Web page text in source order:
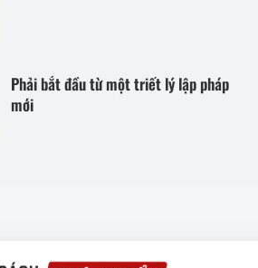
Phải bắt đầu từ một triết lý lập pháp
mới